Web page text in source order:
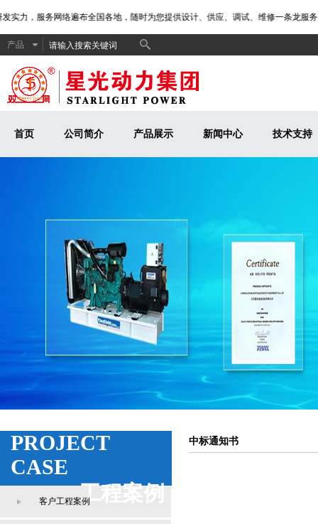
力，服务网络遍布全国各地，随时为您提供设计、供应、调试、维修一条龙服务！
产品
首页 公司简介 产品展示 新闻中心 技术支持
PROJECT
CASE
工程案例
客户工程案例
中标通知书